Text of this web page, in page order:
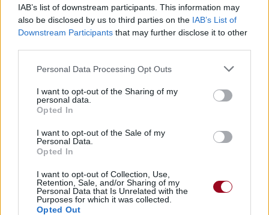
IAB’s list of downstream participants. This information may
also be disclosed by us to third parties on the IAB’s List of
Downstream Participants that may further disclose it to other
Personal Data Processing Opt Outs
I want to opt-out of the Sharing of my
personal data.
Opted In
I want to opt-out of the Sale of my
Personal Data.
Opted In
I want to opt-out of Collection, Use,
Retention, Sale, and/or Sharing of my
Personal Data that Is Unrelated with the
Purposes for which it was collected.
Opted Out